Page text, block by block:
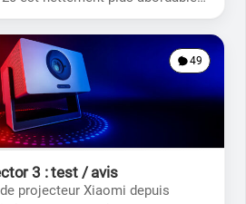
attentes?
49
3 : test / avis
projecteur Xiaomi depuis